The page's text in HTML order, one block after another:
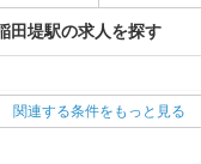
田堤駅の求人を探す
王稲田堤駅の求人を探す
関連する条件をもっと見る